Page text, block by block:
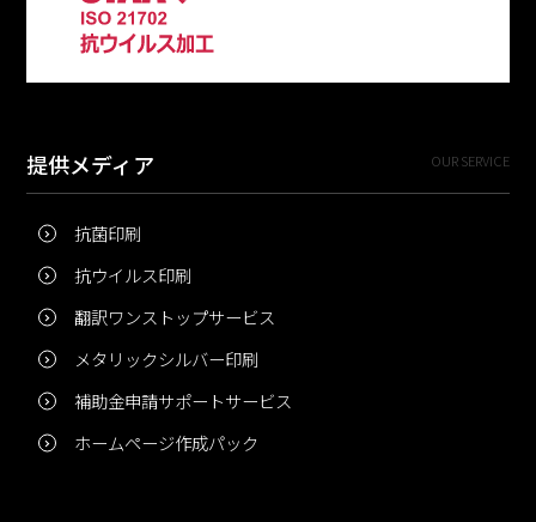
提供メディア OUR SERVICE
抗菌印刷
抗ウイルス印刷
翻訳ワンストップサービス
メタリックシルバー印刷
補助金申請サポートサービス
ホームページ作成パック